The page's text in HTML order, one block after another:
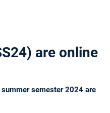
are online
semester 2024 are